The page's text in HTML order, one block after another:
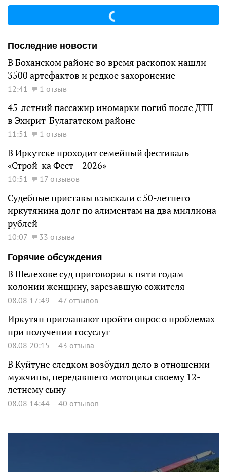
Последние новости
В Боханском районе во время раскопок нашли
3500 артефактов и редкое захоронение
12:41 1 отзыв
45-летний пассажир иномарки погиб после ДТП
в Эхирит-Булагатском районе
11:51 1 отзыв
В Иркутске проходит семейный фестиваль
«Строй-ка Фест – 2026»
10:51 17 отзывов
Судебные приставы взыскали с 50-летнего
иркутянина долг по алиментам на два миллиона
рублей
10:07
33 отзыва
Горячие обсуждения
В Шелехове суд приговорил к пяти годам
колонии женщину, зарезавшую сожителя
08.08 17:49 47 отзывов
Иркутян приглашают пройти опрос о проблемах
при получении госуслуг
08.08 20:15 43 отзыва
В Куйтуне следком возбудил дело в отношении
мужчины, передавшего мотоцикл своему 12-
летнему сыну
08.08 14:44 40 отзывов